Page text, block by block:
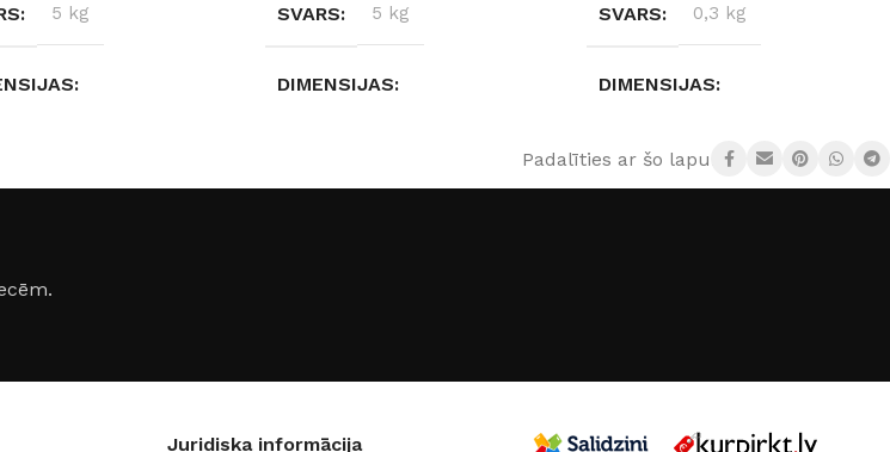
5 kg SVARS 5 kg
DIMENSIJAS
SVARS 0,3 kg
DIMENSIJAS
13 × 4 × 4 cm
Padalīties ar šo lapu:
Juridiska informācija